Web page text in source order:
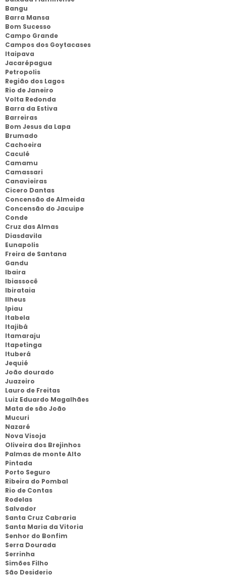
Bangu
Barra Mansa
Bom Sucesso
Campo Grande
Campos dos Goytacases
Itaipava
Jacarépagua
Petropolis
Região dos Lagos
Rio de Janeiro
Volta Redonda
Barra da Estiva
Barreiras
Bom Jesus da Lapa
Brumado
Cachoeira
Caculé
Camamu
Camassari
Canavieiras
Cicero Dantas
Concensão de Almeida
Concensão do Jacuipe
Conde
Cruz das Almas
Diasdavila
Eunapolis
Freira de Santana
Gandu
Ibaira
Ibiassocê
Ibirataia
Ilheus
Ipiau
Itabela
Itajibá
Itamaraju
Itapetinga
Ituberá
Jequié
João dourado
Juazeiro
Lauro de Freitas
Luiz Eduardo Magalhães
Mata de são João
Mucuri
Nazaré
Nova Visoja
Oliveira dos Brejinhos
Palmas de monte Alto
Pintada
Porto Seguro
Ribeira do Pombal
Rio de Contas
Rodelas
Salvador
Santa Cruz Cabraria
Santa Maria da Vitoria
Senhor do Bonfim
Serra Dourada
Serrinha
Simões Filho
São Desiderio